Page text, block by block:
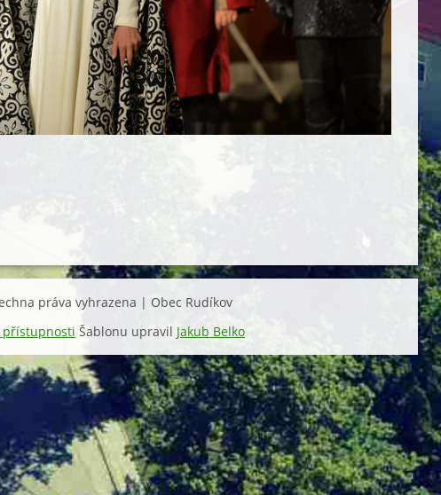
práva vyhrazena | Obec Rudíkov
přístupnosti Šablonu upravil Jakub Belko